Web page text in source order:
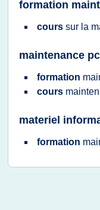
formation
cours sur la
maintenance
formation
cours
materiel
formation